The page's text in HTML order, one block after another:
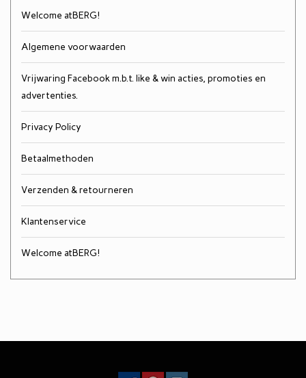
Welcome atBERG!
Algemene voorwaarden
Vrijwaring Facebook m.b.t. like & win acties, promoties en
advertenties.
Privacy Policy
Betaalmethoden
Verzenden & retourneren
Klantenservice
Welcome atBERG!